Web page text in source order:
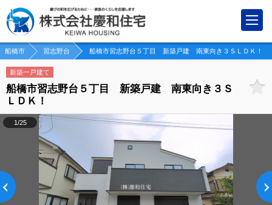
船橋市 習志野台 船橋市習志野台５丁目 新築戸建 南東向き３ＳＬＤＫ！
新築一戸建て
船橋市習志野台５丁目 新築戸建 南東向き３Ｓ
ＬＤＫ！
1/25